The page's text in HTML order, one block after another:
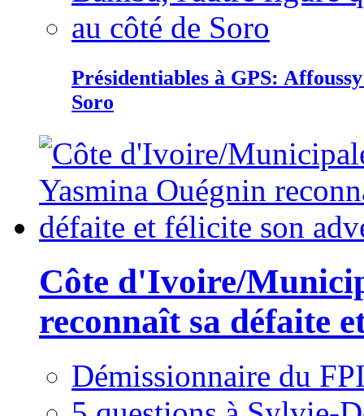
Présidentiables à GPS:
Soro
Côte d'Ivoire/
reconnaît sa défaite
Démissionnaire du